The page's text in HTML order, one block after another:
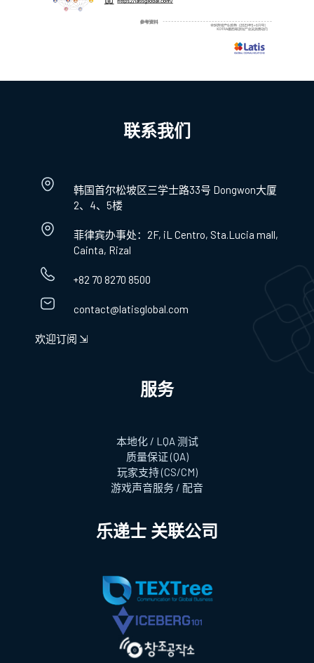
联系我们
韩国首尔松坡区三学士路33号 Dongwon大厦
2、4、5楼
菲律宾办事处：2F, iL Centro, Sta.Lucia mall,
Cainta, Rizal
+82 70 8270 8500
contact@latisglobal.com
欢迎订阅 ⇲
服务
本地化 / LQA 测试
质量保证 (QA)
玩家支持 (CS/CM)
游戏声音服务 / 配音
乐递士 关联公司